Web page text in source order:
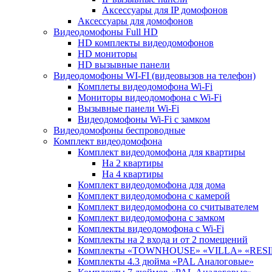
Аксессуары для IP домофонов
Аксессуары для домофонов
Видеодомофоны Full HD
HD комплекты видеодомофонов
HD мониторы
HD вызывные панели
Видеодомофоны WI-FI (видеовызов на телефон)
Комплеты видеодомофона Wi-Fi
Мониторы видеодомофона с Wi-Fi
Вызывные панели Wi-Fi
Видеодомофоны Wi-Fi с замком
Видеодомофоны беспроводные
Комплект видеодомофона
Комплект видеодомофона для квартиры
На 2 квартиры
На 4 квартиры
Комплект видеодомофона для дома
Комплект видеодомофона с камерой
Комплект видеодомофона со считывателем
Комплект видеодомофона c замком
Комплекты видеодомофона с Wi-Fi
Комплекты на 2 входа и от 2 помещений
Комплекты «TOWNHOUSE» «VILLA»
Комплекты 4.3 дюйма «PAL Аналоговые»